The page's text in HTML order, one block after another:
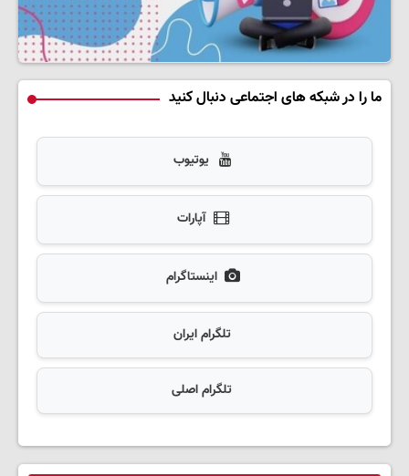
ما را در شبکه های اجتماعی دنبال کنید
یوتیوب
آپارات
اینستاگرام
تلگرام ایران
تلگرام اصلی